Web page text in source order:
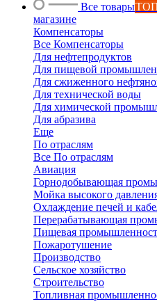
Все товары
магазине
Компенсаторы
Все Компенсаторы
Для нефтепродуктов
Для пищевой
Для сжиженного
Для технической воды
Для химической
Для абразива
Еще
По отраслям
Все По отраслям
Авиация
Горнодобывающая
Мойка высокого
Охлаждение печей и
Перерабатывающая
Пищевая
Пожаротушение
Производство
Сельское хозяйство
Строительство
Топливная